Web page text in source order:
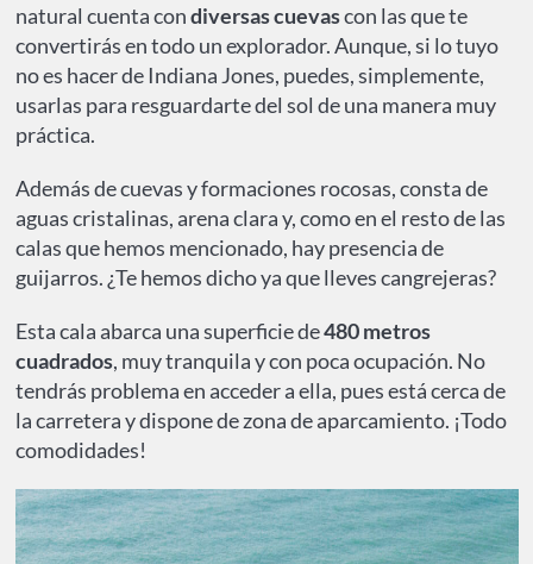
natural cuenta condiversas cuevascon las que te
convertirás en todo un explorador. Aunque, si lo tuyo
no es hacer de Indiana Jones, puedes, simplemente,
usarlas para resguardarte del sol de una manera muy
práctica.
Además de cuevas y formaciones rocosas, consta de
aguas cristalinas, arena clara y, como en el resto de las
calas que hemos mencionado, hay presencia de
guijarros. ¿Te hemos dicho ya que lleves cangrejeras?
Esta cala abarca una superficie de480 metros
cuadrados, muy tranquila y con poca ocupación. No
tendrás problema en acceder a ella, pues está cerca de
la carretera y dispone de zona de aparcamiento. ¡Todo
comodidades!